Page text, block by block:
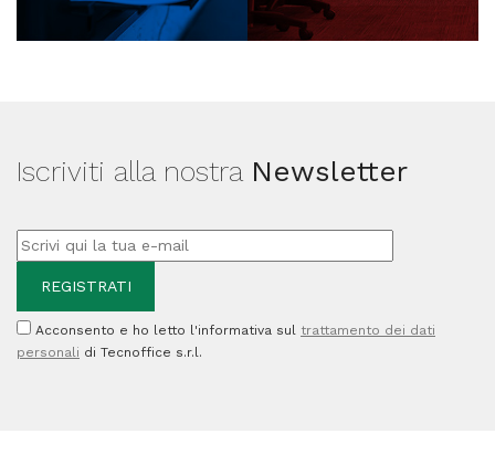
Iscriviti alla nostra Newsletter
Acconsento e ho letto l'informativa sul trattamento dei dati
personali di Tecnoffice s.r.l.